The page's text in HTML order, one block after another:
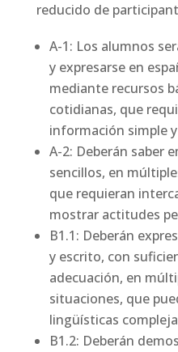
reducido de
A-1: Los alumnos
y expresarse en
mediante recursos
cotidianas, que
información simple
A-2: Deberán saber
sencillos, en
que requieran
mostrar actitudes
B1.1: Deberán
y escrito, con
adecuación, en
situaciones, que
lingüísticas
B1.2: Deberán